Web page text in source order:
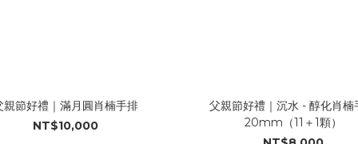
親節好禮｜滿月圓肖楠手排
NT$10,000
父親節好禮｜沉水 - 醇化肖楠
20mm（11＋1顆）